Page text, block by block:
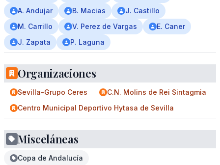
A. Andujar
B. Macias
J. Castillo
M. Carrillo
V. Perez de Vargas
E. Caner
J. Zapata
P. Laguna
Organizaciones
Sevilla-Grupo Ceres
C.N. Molins de Rei Sintagmia
Centro Municipal Deportivo Hytasa de Sevilla
Misceláneas
Copa de Andalucía